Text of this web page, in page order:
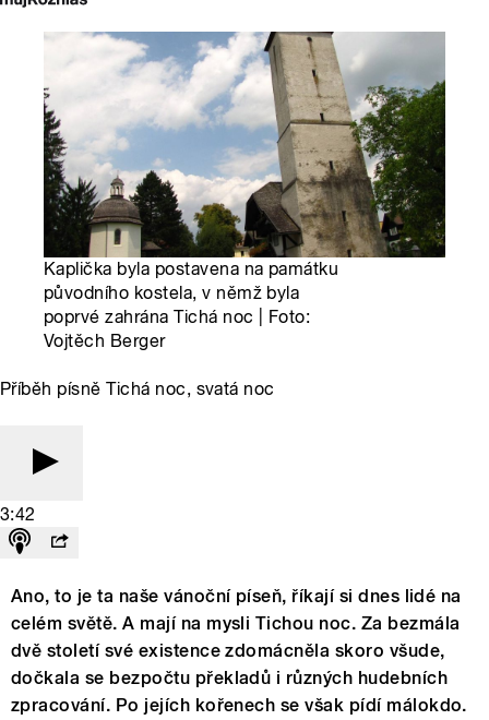
Kaplička byla postavena na památku
původního kostela, v němž byla
poprvé zahrána Tichá noc | Foto:
Vojtěch Berger
Příběh písně Tichá noc, svatá noc
3:42
Ano, to je ta naše vánoční píseň, říkají si dnes lidé na
celém světě. A mají na mysli Tichou noc. Za bezmála
dvě století své existence zdomácněla skoro všude,
dočkala se bezpočtu překladů i různých hudebních
zpracování. Po jejích kořenech se však pídí málokdo.